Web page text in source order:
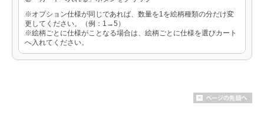
※オプション仕様が同じであれば、数量を1を絵柄種類の分だけ変
更してください。（例：1→5）
※絵柄ごとに仕様がことなる場合は、絵柄ごとに仕様を選びカート
へ入れてください。